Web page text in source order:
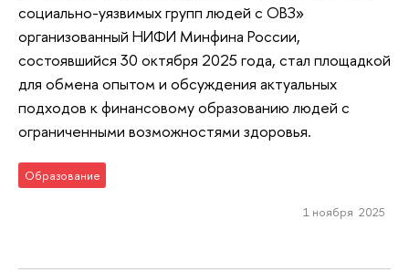
социально-уязвимых групп людей с ОВЗ»
организованный НИФИ Минфина России,
состоявшийся 30 октября 2025 года, стал площадкой
для обмена опытом и обсуждения актуальных
подходов к финансовому образованию людей с
ограниченными возможностями здоровья.
Образование
1 ноября 2025